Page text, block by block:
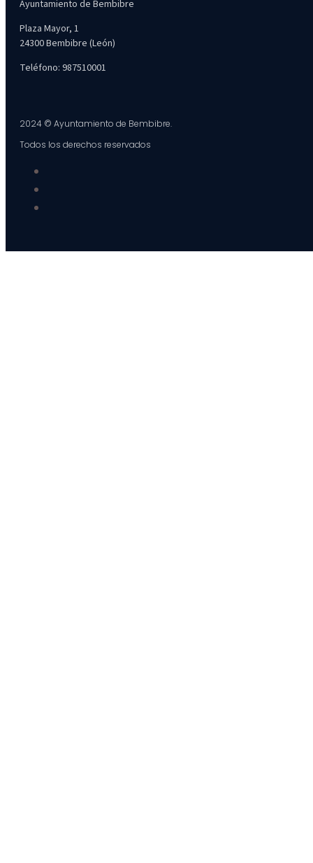
Ayuntamiento de Bembibre
Plaza Mayor, 1
24300 Bembibre (León)
Teléfono: 987510001
2024 © Ayuntamiento de Bembibre.
Todos los derechos reservados